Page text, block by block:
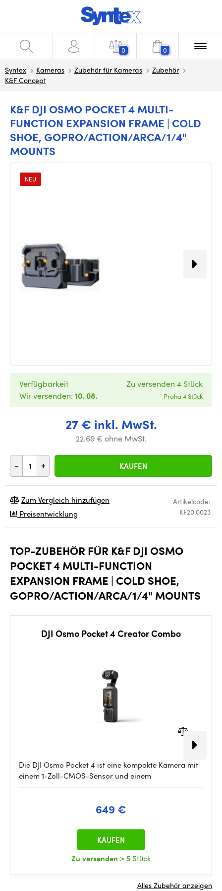
0 0
Syntex Kameras Zubehör für Kameras
Zubehör
K&F Concept
K&F DJI OSMO POCKET 4 MULTI-
FUNCTION EXPANSION FRAME | COLD
SHOE, GOPRO/ACTION/ARCA/1/4"
MOUNTS
NEU
27 € inkl. MwSt.
22.69 € ohne MwSt.
- + KAUFEN
Verfügbarkeit
Wir versenden: 10. 08.
Zu versenden 4 Stück
Praha 4 Stück
Artikelcode:
KF20.0023
Zum Vergleich hinzufügen
Preisentwicklung
TOP-ZUBEHÖR FÜR K&F DJI OSMO
POCKET 4 MULTI-FUNCTION
EXPANSION FRAME | COLD SHOE,
GOPRO/ACTION/ARCA/1/4" MOUNTS
DJI Osmo Pocket 4 Creator Combo
Die DJI Osmo Pocket 4 ist eine kompakte Kamera mit
einem 1-Zoll-CMOS-Sensor und einem
649 €
Zu versenden > 5 Stück
KAUFEN
Alles Zubehör anzeigen